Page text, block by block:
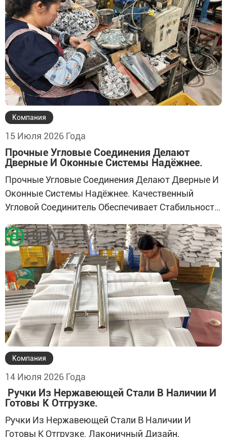
Реализация Проектов И Увеличиваются Расходы
На Замену. Поэтому До Размещения Оптового
Заказа Необходимо Оценить Производителя,
Совместимость С Системой, Порядок Испытаний
И Производственные Возможности.
Компания
15 Июля 2026 Года
Прочные Угловые Соединения Делают
Дверные И Оконные Системы Надёжнее.
Прочные Угловые Соединения Делают Дверные И
Оконные Системы Надёжнее. Качественный
Угловой Соединитель Обеспечивает Стабильность,
Рам При Повседневной Эксплуатации. Прямые
Поставки С Завода, Стабильные
Производственные Мощности И Надёжный
Контроль Качества. Прочная Конструкция Для
Жёсткого Соединения И Стабильной Сборки Рамы.
Подходит Для Алюминиевых Дверей,
Алюминиевых Окон, Раздвижных Систем, А Также
Дверных И […]
Компания
14 Июля 2026 Года
Ручки Из Нержавеющей Стали В Наличии И
Готовы К Отгрузке.
Ручки Из Нержавеющей Стали В Наличии И
Готовы К Отгрузке. Лаконичный Дизайн,